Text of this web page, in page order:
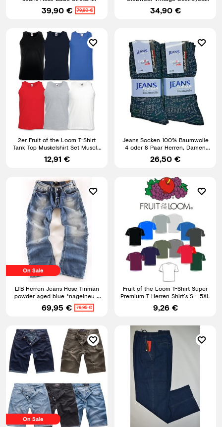
Jeanshose Regular Slim NEU
39,90 € 79,90 €
Taschen W29-W44 RC-2009
34,90 €
2er Fruit of the Loom T-Shirt
Tank Top Muskelshirt Set Muscle
Shirt Herren Shirt
12,91 €
Jeans Socken 100% Baumwolle
4 oder 8 Paar Herren, Damen
Jeanssocken atmungsaktiv
26,50 €
On Sale
LTB Herren Jeans Hose Tinman
powder aged blue *nagelneu *
Bootcut Jeans Neuware
69,95 € 79,95 €
Fruit of the Loom T-Shirt Super
Premium T Herren Shirt´s S - 5XL
9,26 €
On Sale